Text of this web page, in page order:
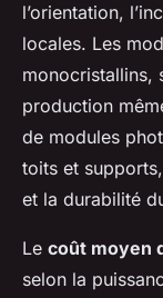
l’orientation,
locales. Les
monocristallins,
production
de modules
toits et
et la durabilité
Le coût moyen
selon la